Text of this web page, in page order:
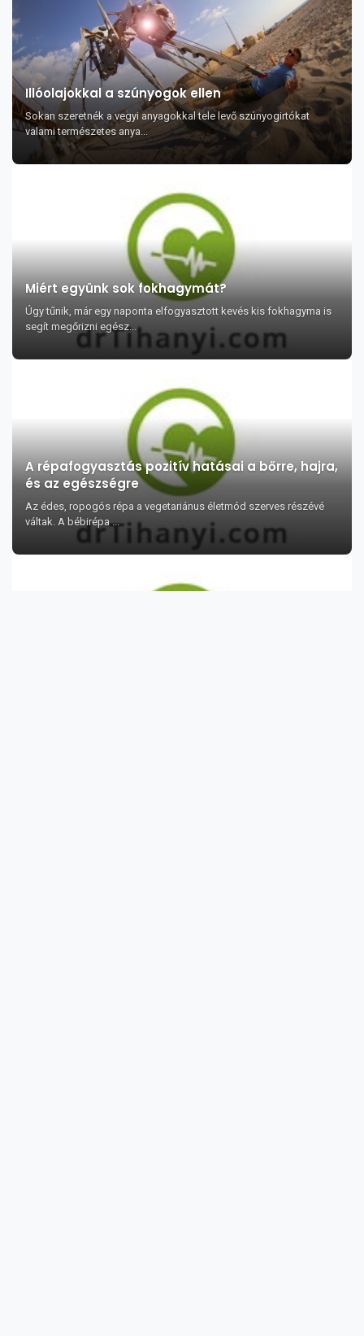
Illóolajokkal a szúnyogok ellen
Sokan szeretnék a vegyi anyagokkal tele levő szúnyogirtókat
valami természetes anya...
Miért együnk sok fokhagymát?
Úgy tűnik, már egy naponta elfogyasztott kevés kis fokhagyma is
segít megőrizni egész...
A répafogyasztás pozitív hatásai a bőrre, hajra,
és az egészségre
Az édes, ropogós répa a vegetariánus életmód szerves részévé
váltak. A bébirépa ...